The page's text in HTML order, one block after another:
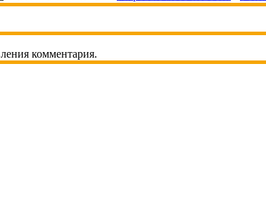
комментария.